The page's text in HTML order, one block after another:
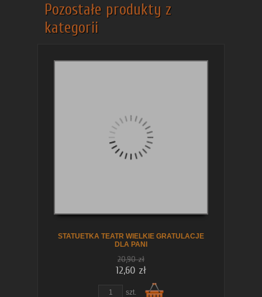
Pozostałe produkty z
kategorii
STATUETKA TEATR WIELKIE GRATULACJE
DLA PANI
20,90 zł
12,60 zł
szt.